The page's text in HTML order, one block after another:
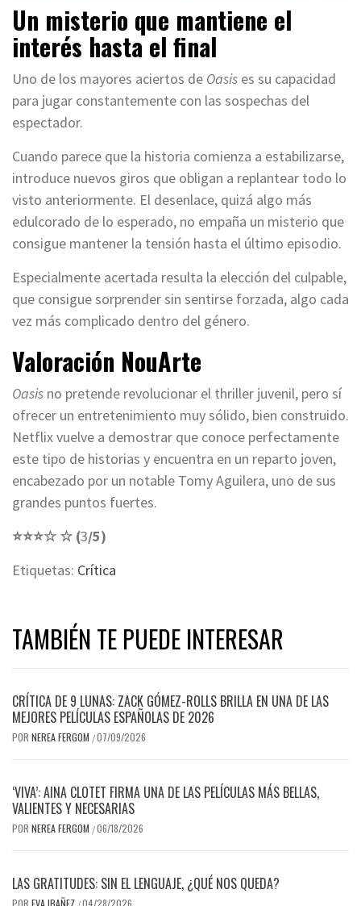
Un misterio que mantiene el
interés hasta el final
Uno de los mayores aciertos de Oasis es su capacidad
para jugar constantemente con las sospechas del
espectador.
Cuando parece que la historia comienza a estabilizarse,
introduce nuevos giros que obligan a replantear todo lo
visto anteriormente. El desenlace, quizá algo más
edulcorado de lo esperado, no empaña un misterio que
consigue mantener la tensión hasta el último episodio.
Especialmente acertada resulta la elección del culpable,
que consigue sorprender sin sentirse forzada, algo cada
vez más complicado dentro del género.
Valoración NouArte
Oasis no pretende revolucionar el thriller juvenil, pero sí
ofrecer un entretenimiento muy sólido, bien construido.
Netflix vuelve a demostrar que conoce perfectamente
este tipo de historias y encuentra en un reparto joven,
encabezado por un notable Tomy Aguilera, uno de sus
grandes puntos fuertes.
⭐⭐⭐☆ ☆ (3/5)
Etiquetas: Crítica
TAMBIÉN TE PUEDE INTERESAR
CRÍTICA DE 9 LUNAS: ZACK GÓMEZ-ROLLS BRILLA EN UNA DE LAS
MEJORES PELÍCULAS ESPAÑOLAS DE 2026
POR NEREA FERGOM /07/09/2026
‘VIVA’: AINA CLOTET FIRMA UNA DE LAS PELÍCULAS MÁS BELLAS,
VALIENTES Y NECESARIAS
POR NEREA FERGOM /06/18/2026
LAS GRATITUDES: SIN EL LENGUAJE, ¿QUÉ NOS QUEDA?
POR EVA IBAÑEZ 04/28/2026